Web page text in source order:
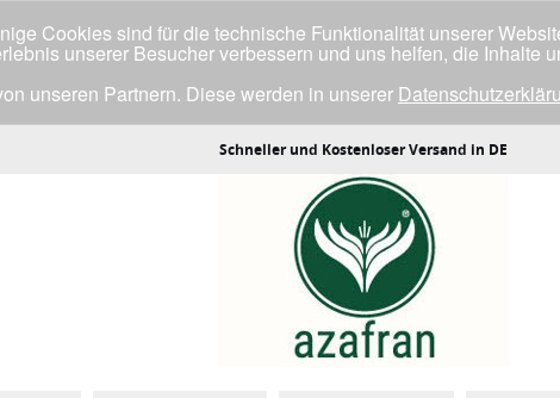
Schneller und Kostenloser Versand in DE
Cookies sind für die technische Funktionalität unserer
unserer Besucher verbessern und uns helfen, die Inhalte
unseren Partnern. Diese werden in unserer
aller Cookies einverstanden bist.